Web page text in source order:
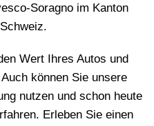
Soragno im Kanton
Wert Ihres Autos und
können Sie unsere
nutzen und schon heute
Erleben Sie einen